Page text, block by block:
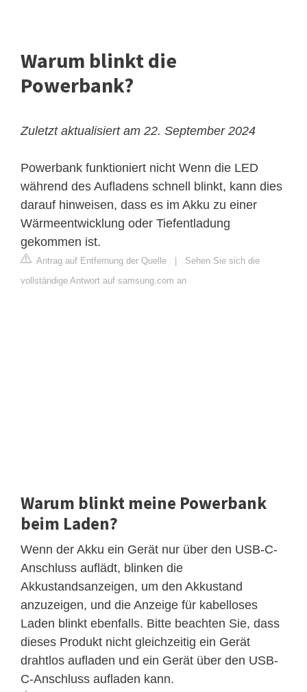
Warum blinkt die
Powerbank?
Zuletzt aktualisiert am 22. September 2024
Powerbank funktioniert nicht Wenn die LED
während des Aufladens schnell blinkt, kann dies
darauf hinweisen, dass es im Akku zu einer
Wärmeentwicklung oder Tiefentladung
gekommen ist.
Antrag auf Entfernung der Quelle
Sehen Sie sich die
vollständige Antwort auf samsung.com an
Warum blinkt meine Powerbank
beim Laden?
Wenn der Akku ein Gerät nur über den USB-C-
Anschluss auflädt, blinken die
Akkustandsanzeigen, um den Akkustand
anzuzeigen, und die Anzeige für kabelloses
Laden blinkt ebenfalls. Bitte beachten Sie, dass
dieses Produkt nicht gleichzeitig ein Gerät
drahtlos aufladen und ein Gerät über den USB-
C-Anschluss aufladen kann.